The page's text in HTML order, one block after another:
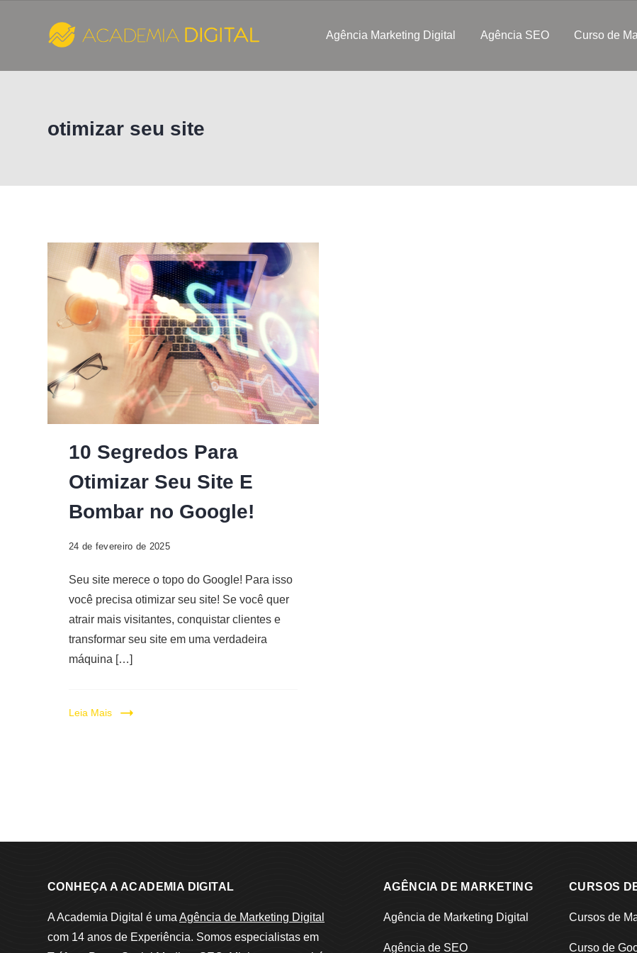
Cursos
Consultoria
Digital
-
Academia
Digital
Agência Marketing Digital Agência SEO Curso de
otimizar seu site
10 Segredos Para
Otimizar Seu Site E
Bombar no Google!
24 de fevereiro de 2025
Seu site merece o topo do Google! Para isso
você precisa otimizar seu site! Se você quer
atrair mais visitantes, conquistar clientes e
transformar seu site em uma verdadeira
máquina […]
Leia Mais
CONHEÇA A ACADEMIA DIGITAL
A Academia Digital é uma Agência de Marketing Digital
com 14 anos de Experiência. Somos especialistas em
AGÊNCIA DE MARKETING
Agência de Marketing Digital
Agência de SEO
CURSOS
Cursos de
Curso de